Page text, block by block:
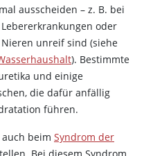
ausscheiden – z. B. bei
oder
unreif sind (siehe
). Bestimmte
und einige
die dafür anfällig
führen.
beim Syndrom der